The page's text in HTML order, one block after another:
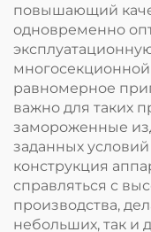
повышающий
одновременно
равномерное
важно для таких
замороженные
заданных
конструкция
справляться с
производства,
небольших, так и